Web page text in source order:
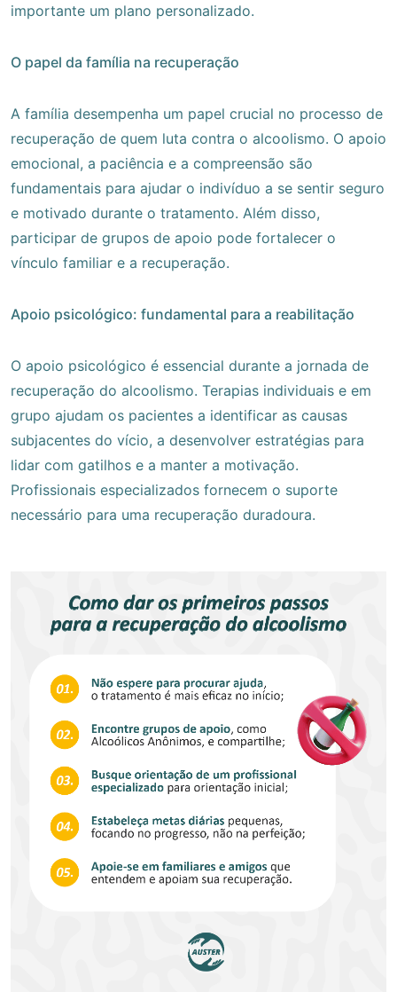
importante um plano personalizado.
O papel da família na recuperação
A família desempenha um papel crucial no processo de
recuperação de quem luta contra o alcoolismo. O apoio
emocional, a paciência e a compreensão são
fundamentais para ajudar o indivíduo a se sentir seguro
e motivado durante o tratamento. Além disso,
participar de grupos de apoio pode fortalecer o
vínculo familiar e a recuperação.
Apoio psicológico: fundamental para a reabilitação
O apoio psicológico é essencial durante a jornada de
recuperação do alcoolismo. Terapias individuais e em
grupo ajudam os pacientes a identificar as causas
subjacentes do vício, a desenvolver estratégias para
lidar com gatilhos e a manter a motivação.
Profissionais especializados fornecem o suporte
necessário para uma recuperação duradoura.